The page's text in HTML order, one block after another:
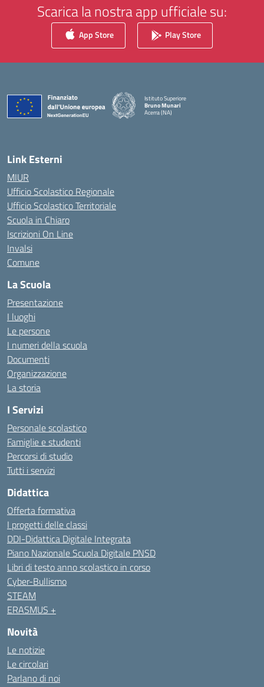
Scarica la nostra app ufficiale su:
App Store Play Store
Istituto Superiore
Bruno Munari
Acerra (NA)
Link Esterni
MIUR
Ufficio Scolastico Regionale
Ufficio Scolastico Territoriale
Scuola in Chiaro
Iscrizioni On Line
Invalsi
Comune
La Scuola
Presentazione
I luoghi
Le persone
I numeri della scuola
Documenti
Organizzazione
La storia
I Servizi
Personale scolastico
Famiglie e studenti
Percorsi di studio
Tutti i servizi
Didattica
Offerta formativa
I progetti delle classi
DDI-Didattica Digitale Integrata
Piano Nazionale Scuola Digitale PNSD
Libri di testo anno scolastico in corso
Cyber-Bullismo
STEAM
ERASMUS +
Novità
Le notizie
Le circolari
Parlano di noi